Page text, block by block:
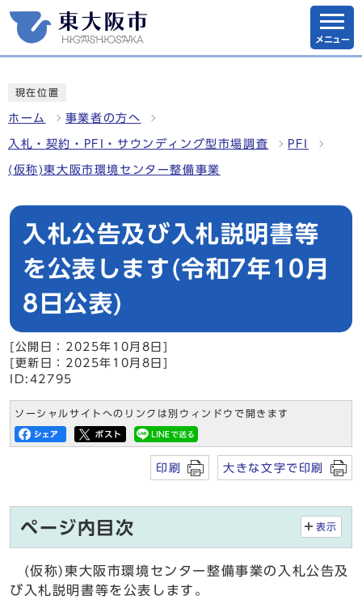
メニュー
現在位置
ホーム 事業者の方へ
入札・契約・PFI・サウンディング型市場調査 PFI
(仮称)東大阪市環境センター整備事業
入札公告及び入札説明書等
を公表します(令和7年10月
8日公表)
[公開日：2025年10月8日]
[更新日：2025年10月8日]
ID:42795
ソーシャルサイトへのリンクは別ウィンドウで開きます
印刷 大きな文字で印刷
ページ内目次 表示
(仮称)東大阪市環境センター整備事業の入札公告及
び入札説明書等を公表します。